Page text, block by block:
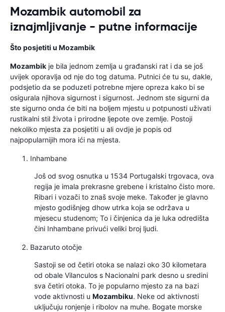
Mozambik automobil za
iznajmljivanje - putne informacije
Što posjetiti u Mozambik
Mozambik je bila jednom zemlja u građanski rat i da se još
uvijek oporavlja od nje do tog datuma. Putnici će tu su, dakle,
podsjetio da se poduzeti potrebne mjere opreza kako bi se
osigurala njihova sigurnost i sigurnost. Jednom ste sigurni da
ste sigurno onda će biti na boljem mjestu u potpunosti uživati
rustikalni stil života i prirodne ljepote ove zemlje. Postoji
nekoliko mjesta za posjetiti u ali ovdje je popis od
najpopularnijih mora ići na mjesta.
Inhambane
Još od svog osnutka u 1534 Portugalski trgovaca, ova
regija je imala prekrasne grebene i kristalno čisto more.
Ribari i vozači to znaš svoje meke. Također je glavno
mjesto godišnjeg dhow utrka koja se održava u
mjesecu studenom; To i činjenica da je luka odredišta
čini Inhambane privući veliki broj ljudi.
Bazaruto otočje
Sastoji se od četiri otoka se nalazi oko 30 kilometara
od obale Vilanculos s Nacionalni park desno u sredini
sva četiri otoka. To je popularno mjesto za na bazi
vode aktivnosti u Mozambiku. Neke od aktivnosti
uključuju ronjenje i ribolov na muhe. Bogate morske